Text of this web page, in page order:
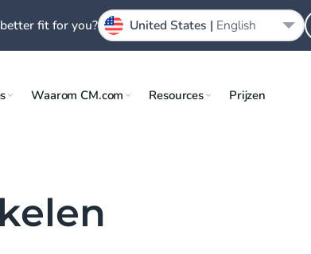
Waarom CM.com Resources Prijzen
fit for you? United States | English